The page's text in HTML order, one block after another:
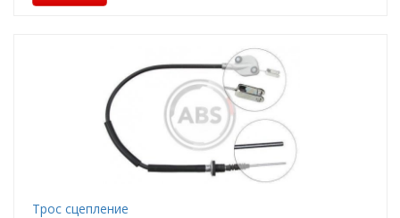
Трос сцепление